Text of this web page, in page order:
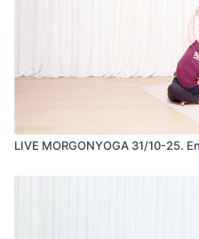
LIVE MORGONYOGA 31/10-25.